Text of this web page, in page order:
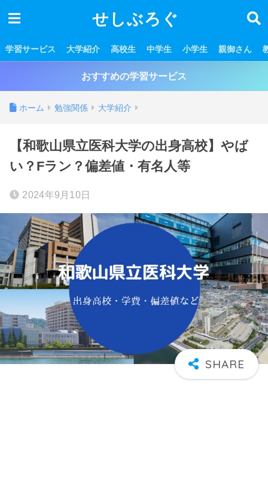
せしぶろぐ
学習サービス 大学紹介 高校生 中学生 小学生 親御さん
おすすめの学習サービス
ホーム 勉強関係 大学紹介
【和歌山県立医科大学の出身高校】やば
い？Fラン？偏差値・有名人等
2024年9月10日